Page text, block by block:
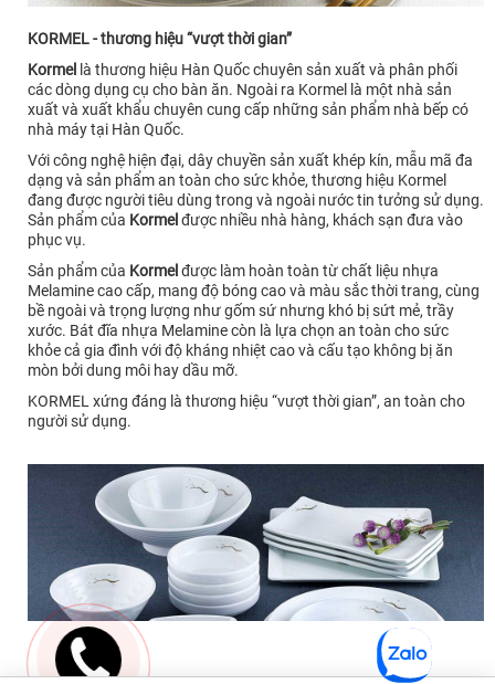
KORMEL - thương hiệu “vượt thời gian”
Kormel là thương hiệu Hàn Quốc chuyên sản xuất và phân phối
các dòng dụng cụ cho bàn ăn. Ngoài ra Kormel là một nhà sản
xuất và xuất khẩu chuyên cung cấp những sản phẩm nhà bếp có
nhà máy tại Hàn Quốc.
Với công nghệ hiện đại, dây chuyền sản xuất khép kín, mẫu mã đa
dạng và sản phẩm an toàn cho sức khỏe, thương hiệu Kormel
đang được người tiêu dùng trong và ngoài nước tin tưởng sử dụng.
Sản phẩm của Kormel được nhiều nhà hàng, khách sạn đưa vào
phục vụ.
Sản phẩm của Kormel được làm hoàn toàn từ chất liệu nhựa
Melamine cao cấp, mang độ bóng cao và màu sắc thời trang, cùng
bề ngoài và trọng lượng như gốm sứ nhưng khó bị sứt mẻ, trầy
xước. Bát đĩa nhựa Melamine còn là lựa chọn an toàn cho sức
khỏe cả gia đình với độ kháng nhiệt cao và cấu tạo không bị ăn
mòn bởi dung môi hay dầu mỡ.
KORMEL xứng đáng là thương hiệu “vượt thời gian”, an toàn cho
người sử dụng.